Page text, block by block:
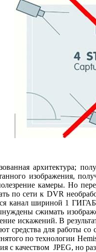
архитектура;
изображения,
камеры. Но
по сети к DVR
канал шириной 1
сжимать
искажений. В
средства для работы
по технологии
с качеством JPEG, но